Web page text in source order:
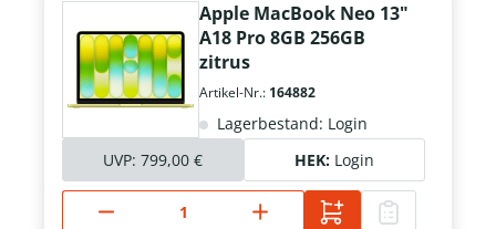
Apple MacBook Neo 13"
A18 Pro 8GB 256GB
zitrus
Artikel-Nr.: 164882
Lagerbestand: Login
UVP: 799,00 € HEK: Login